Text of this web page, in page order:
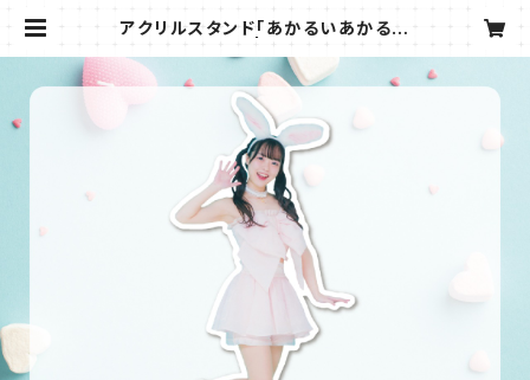
アクリルスタンド「あかるいあかるい